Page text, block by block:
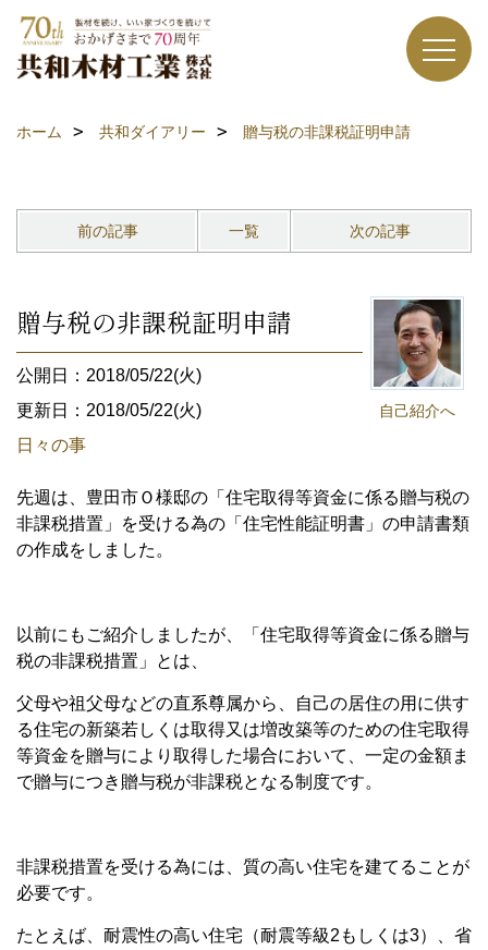
ホーム 共和ダイアリー 贈与税の非課税証明申請
前の記事 一覧 次の記事
自己紹介へ
贈与税の非課税証明申請
公開日：2018/05/22(火)
更新日：2018/05/22(火)
日々の事
先週は、豊田市Ｏ様邸の「住宅取得等資金に係る贈与税の
非課税措置」を受ける為の「住宅性能証明書」の申請書類
の作成をしました。
以前にもご紹介しましたが、「住宅取得等資金に係る贈与
税の非課税措置」とは、
父母や祖父母などの直系尊属から、自己の居住の用に供す
る住宅の新築若しくは取得又は増改築等のための住宅取得
等資金を贈与により取得した場合において、一定の金額ま
で贈与につき贈与税が非課税となる制度です。
非課税措置を受ける為には、質の高い住宅を建てることが
必要です。
たとえば、耐震性の高い住宅（耐震等級2もしくは3）、省